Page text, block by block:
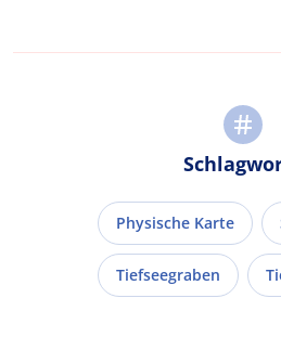
Physische Karte
Tiefseegraben